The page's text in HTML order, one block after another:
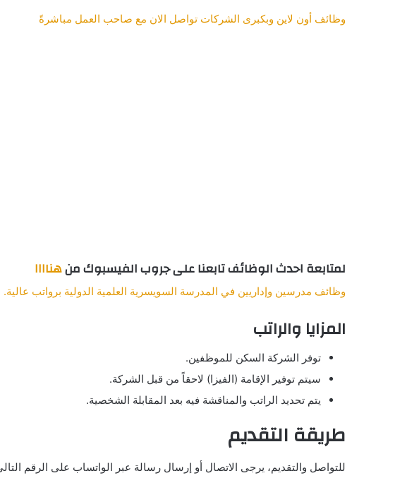
وظائف أون لاين وبكبرى الشركات تواصل الان مع صاحب العمل مباشرةً
لمتابعة احدث الوظائف تابعنا على جروب الفيسبوك منهناااا
وظائف مدرسين وإداريين في المدرسة السويسرية العلمية الدولية برواتب عالية.
المزايا والراتب
توفر الشركة السكن للموظفين.
سيتم توفير الإقامة (الفيزا) لاحقاً من قبل الشركة.
يتم تحديد الراتب والمناقشة فيه بعد المقابلة الشخصية.
طريقة التقديم
للتواصل والتقديم، يرجى الاتصال أو إرسال رسالة عبر الواتساب على الرقم